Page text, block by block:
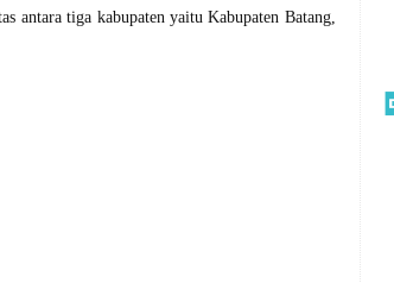
antara tiga kabupaten yaitu Kabupaten Batang,